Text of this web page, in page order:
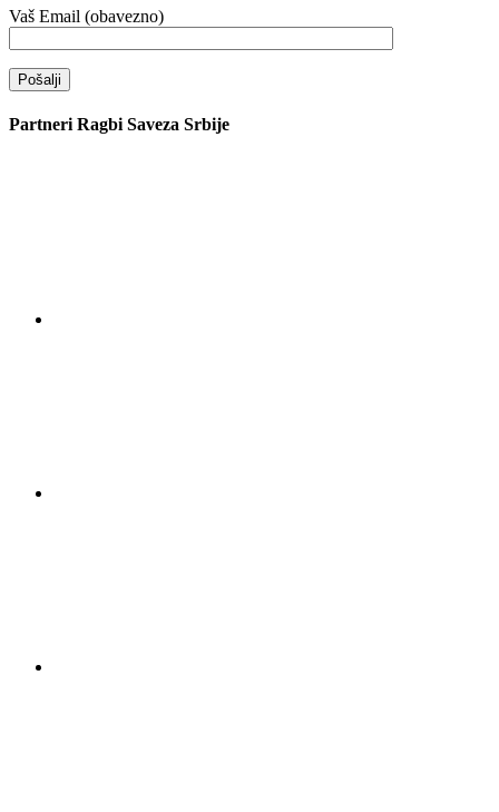
Vaš Email (obavezno)
Partneri Ragbi Saveza Srbije